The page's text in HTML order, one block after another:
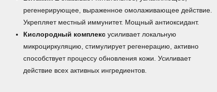
регенерирующее, выраженное омолаживающее действие.
Укрепляет местный иммунитет. Мощный антиоксидант.
Кислородный комплекс усиливает локальную
микроциркуляцию, стимулирует регенерацию, активно
способствует процессу обновления кожи. Усиливает
действие всех активных ингредиентов.